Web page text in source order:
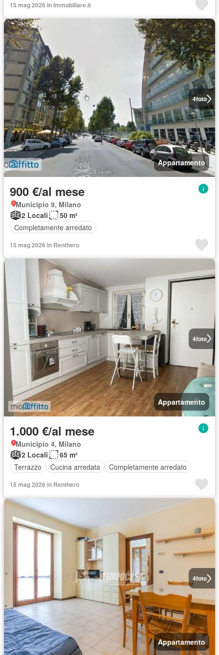
15 mag 2026 in Immobiliare.it
4foto
Appartamento
900 €/al mese
Municipio 9, Milano
2 Locali
50 m²
Completamente arredato
15 mag 2026 in Renthero
4foto
Appartamento
1.000 €/al mese
Municipio 4, Milano
2 Locali
65 m²
Terrazzo
Cucina arredata Completamente arredato
15 mag 2026 in Renthero
4foto
Appartamento